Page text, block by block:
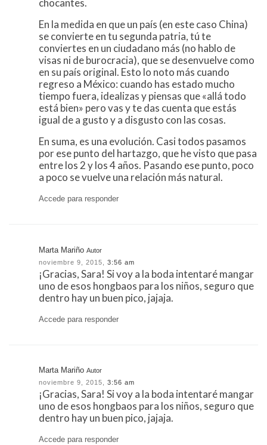
chocantes.
En la medida en que un país (en este caso China)
se convierte en tu segunda patria, tú te
conviertes en un ciudadano más (no hablo de
visas ni de burocracia), que se desenvuelve como
en su país original. Esto lo noto más cuando
regreso a México: cuando has estado mucho
tiempo fuera, idealizas y piensas que «allá todo
está bien» pero vas y te das cuenta que estás
igual de a gusto y a disgusto con las cosas.
En suma, es una evolución. Casi todos pasamos
por ese punto del hartazgo, que he visto que pasa
entre los 2 y los 4 años. Pasando ese punto, poco
a poco se vuelve una relación más natural.
Accede para responder
Marta Mariño Autor
noviembre 9, 2015,
3:56 am
¡Gracias, Sara! Si voy a la boda intentaré mangar
uno de esos hongbaos para los niños, seguro que
dentro hay un buen pico, jajaja.
Accede para responder
Marta Mariño Autor
noviembre 9, 2015, 3:56 am
¡Gracias, Sara! Si voy a la boda intentaré mangar
uno de esos hongbaos para los niños, seguro que
dentro hay un buen pico, jajaja.
Accede para responder